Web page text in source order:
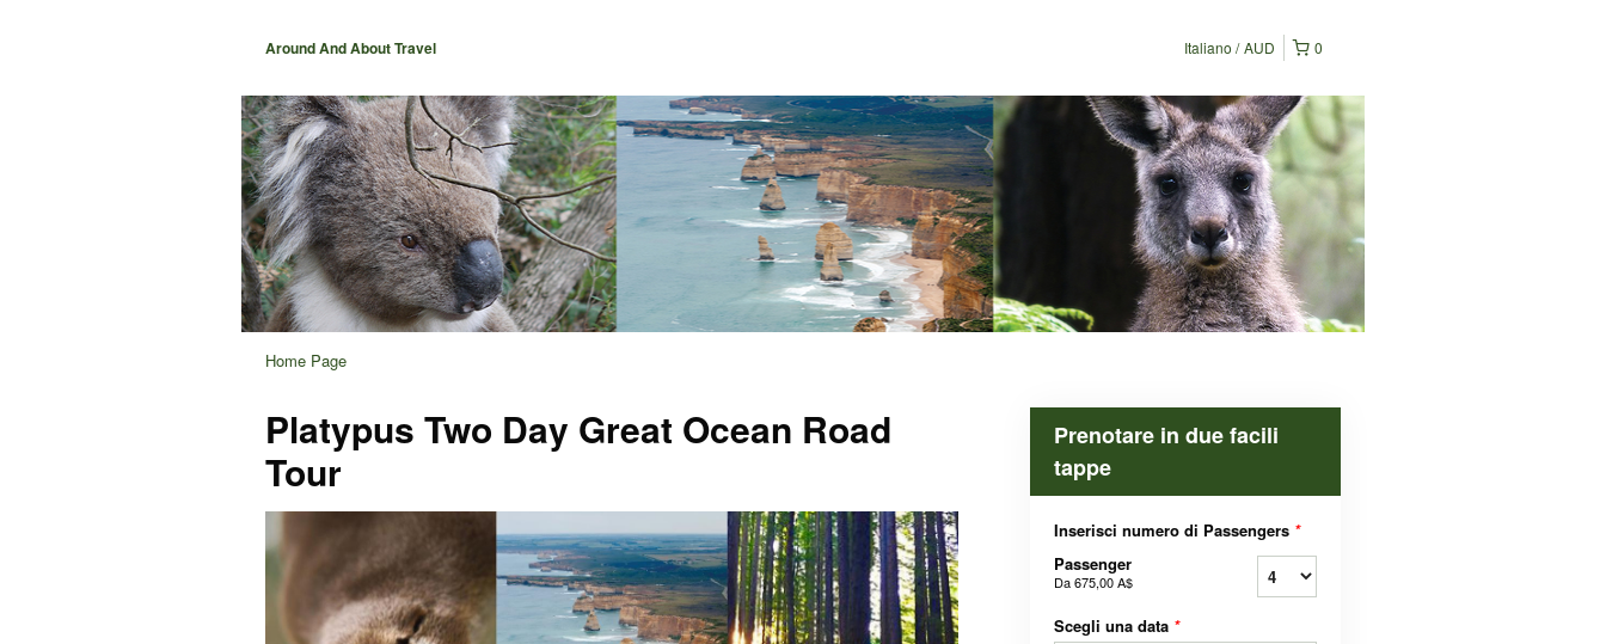
Around And About Travel 0
Italiano AUD
Home Page
Platypus Two Day Great Ocean Road
Tour
Prenotare in due facili
tappe
Inserisci numero di Passengers *
Passenger
Da675,00 A$
Scegli una data *